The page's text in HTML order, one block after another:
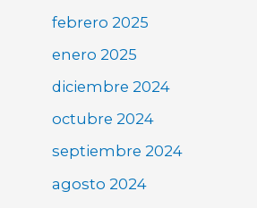
febrero 2025
enero 2025
diciembre 2024
octubre 2024
septiembre 2024
agosto 2024